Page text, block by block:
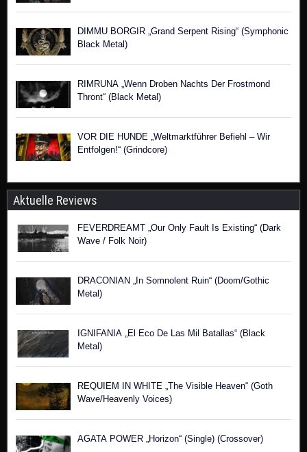
DIMMU BORGIR „Grand Serpent Rising“ (Symphonic
Black Metal)
RIMRUNA „Wenn Droben Nachts Der Frostmond
Thront“ (Black Metal)
VOR DIE HUNDE „Weltmarktführer Befiehl – Wir
Entfolgen!“ (Grindcore)
Aktuelle Reviews
FEVERDREAMT „Our Only Fault Is Existing“ (Dark
Wave / Folk Noir)
DRACONIAN „In Somnolent Ruin“ (Doom/Gothic
Metal)
IGNIFANIA „El Eco De Las Mil Batallas“ (Black
Metal)
REQUIEM IN WHITE „The Visible Heaven“ (Goth
Wave/Heavenly Voices)
AGATA POWER „Horizon“ (Single) (Crossover)